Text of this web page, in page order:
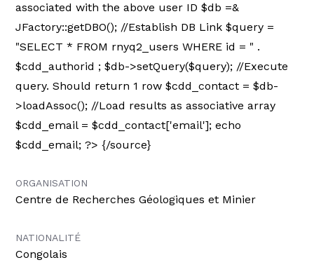
associated with the above user ID $db =&
JFactory::getDBO(); //Establish DB Link $query =
"SELECT * FROM rnyq2_users WHERE id = " .
$cdd_authorid ; $db->setQuery($query); //Execute
query. Should return 1 row $cdd_contact = $db-
>loadAssoc(); //Load results as associative array
$cdd_email = $cdd_contact['email']; echo
$cdd_email; ?> {/source}
ORGANISATION
Centre de Recherches Géologiques et Minier
NATIONALITÉ
Congolais